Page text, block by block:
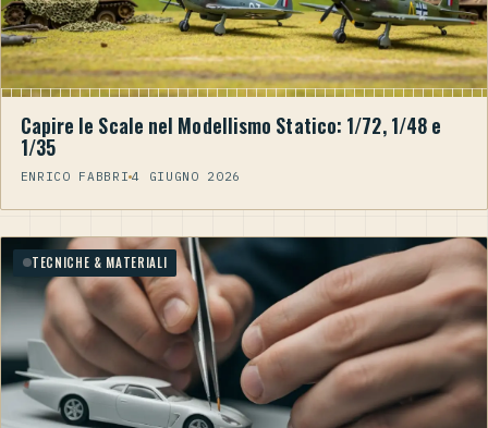
Capire le Scale nel Modellismo Statico: 1/72, 1/48 e
1/35
ENRICO FABBRI 4 GIUGNO 2026
TECNICHE & MATERIALI